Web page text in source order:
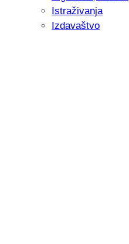
Istraživanja
Izdavaštvo